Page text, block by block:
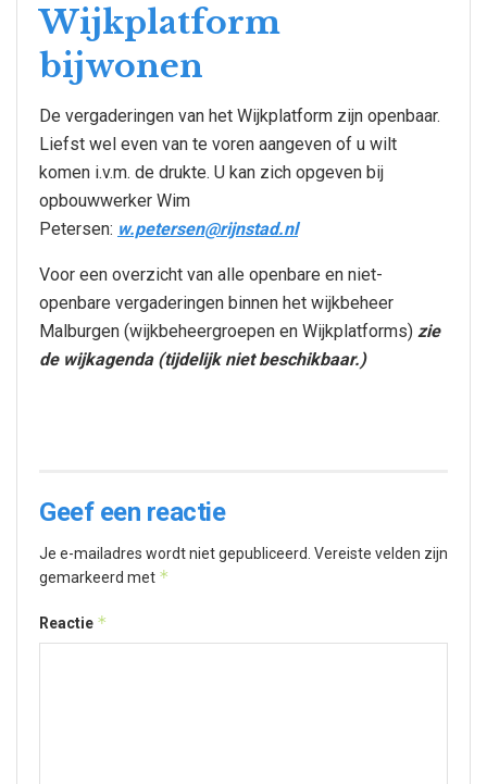
Wijkplatform
bijwonen
De vergaderingen van het Wijkplatform zijn openbaar.
Liefst wel even van te voren aangeven of u wilt
komen i.v.m. de drukte. U kan zich opgeven bij
opbouwwerker Wim
Petersen: w.petersen@rijnstad.nl
Voor een overzicht van alle openbare en niet-
openbare vergaderingen binnen het wijkbeheer
Malburgen (wijkbeheergroepen en Wijkplatforms) zie
de wijkagenda (tijdelijk niet beschikbaar.)
Geef een reactie
Je e-mailadres wordt niet gepubliceerd. Vereiste velden zijn
gemarkeerd met *
Reactie *